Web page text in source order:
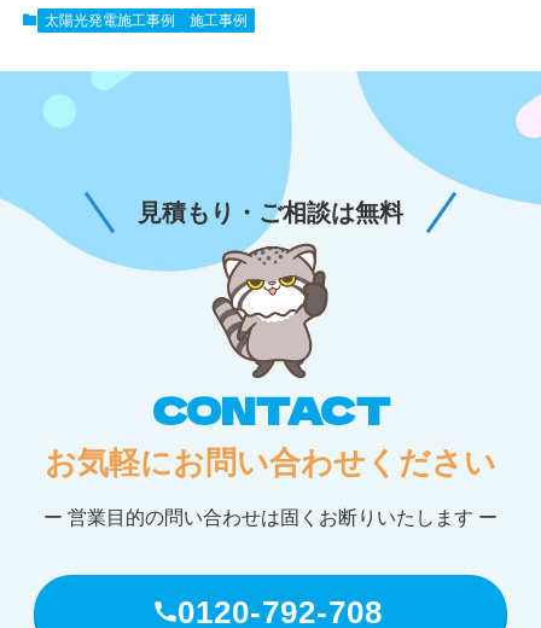
太陽光発電施工事例 施工事例
見積もり・ご相談は無料
CONTACT
お気軽にお問い合わせください
ー 営業目的の問い合わせは固くお断りいたします ー
0120-792-708